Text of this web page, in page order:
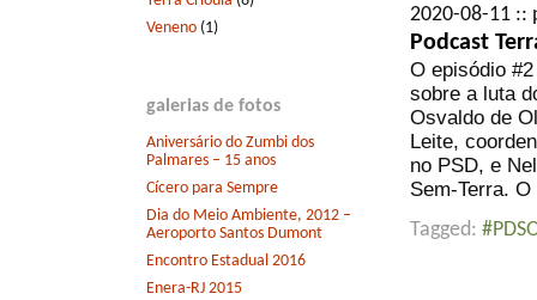
Veneno (1)
galerias de fotos
Aniversário do Zumbi dos
Palmares – 15 anos
Cícero para Sempre
Dia do Meio Ambiente, 2012 –
Aeroporto Santos Dumont
Encontro Estadual 2016
Enera-RJ 2015
2020-08-11
Podcast
O episódio
sobre a luta
Osvaldo de
Leite,
no PSD, e
Sem-Terra.
Tagged: